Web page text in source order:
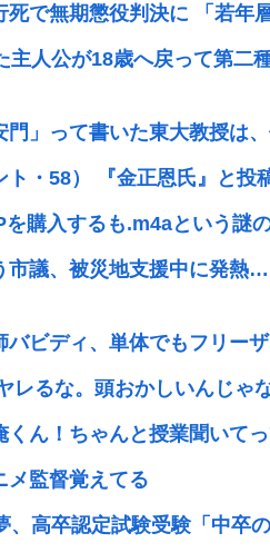
で無期懲役判決に 「若年
主人公が18歳へ戻って第二
」って書いた東大教授は
・58） 『金正恩氏』と投
購入するも.m4aという謎
市議、被災地支援中に発熱
バビディ、単体でもフリー
レるな。頭おかしいんじゃ
ん！ちゃんと授業聞いて
メ監督覚えてる
、高卒認定試験受験「中卒